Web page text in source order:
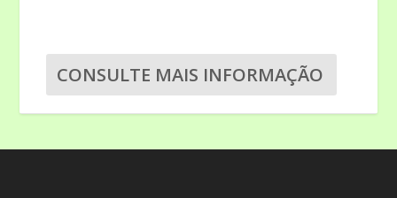
CONSULTE MAIS INFORMAÇÃO